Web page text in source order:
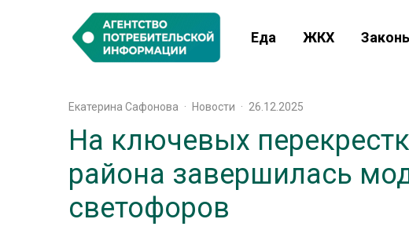
Еда ЖКХ
Екатерина Сафонова · Новости · 26.12.2025
На ключевых
района завершилась
светофоров